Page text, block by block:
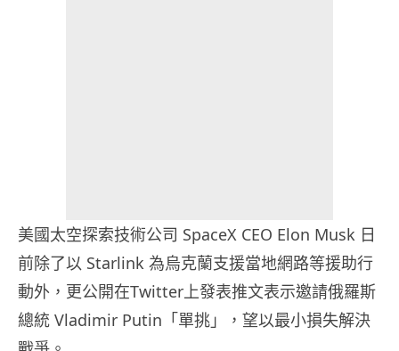
美國太空探索技術公司 SpaceX CEO Elon Musk 日
前除了以 Starlink 為烏克蘭支援當地網路等援助行
動外，更公開在Twitter上發表推文表示邀請俄羅斯
總統 Vladimir Putin「單挑」，望以最小損失解決